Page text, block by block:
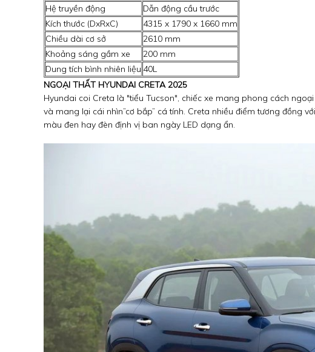
Hệ truyền động
Dẫn động cầu trước
Kích thước (DxRxC)
4315 x 1790 x 1660 mm
Chiều dài cơ sở
2610 mm
Khoảng sáng gầm xe
200 mm
Dung tích bình nhiên liệu 40L
NGOẠI THẤT HYUNDAI CRETA 2025
Hyundai coi Creta là "tiểu Tucson", chiếc xe mang phong cách
và mang lại cái nhìn”cơ bắp” cá tính. Creta nhiều điểm tương đồng
màu đen hay đèn định vị ban ngày LED dạng ẩn.